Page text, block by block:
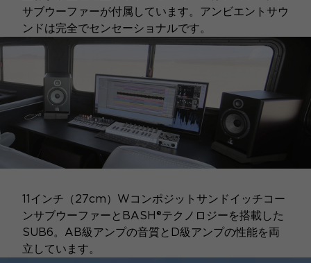
サブウーファーが付属しています。アンビエントサウ
ンドは完全でセンセーショナルです。
11インチ（27cm）Wコンポジットサンドイッチコー
ンサブウーファーとBASH®テクノロジーを搭載した
SUB6。AB級アンプの音質とD級アンプの性能を両
立しています。